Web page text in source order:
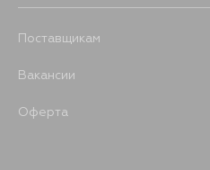
Поставщикам
Вакансии
Оферта